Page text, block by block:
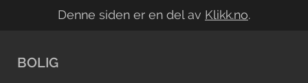
Denne siden er en del av Klikk.no.
BOLIG